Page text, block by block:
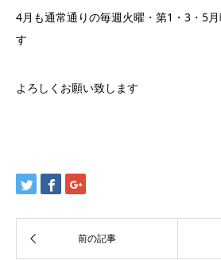
4月も通常通りの毎週火曜・第1・3・5
す
よろしくお願い致します